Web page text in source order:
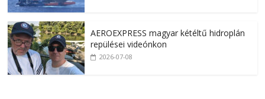
AEROEXPRESS magyar kétéltű hidroplán
repülései videónkon
2026-07-08